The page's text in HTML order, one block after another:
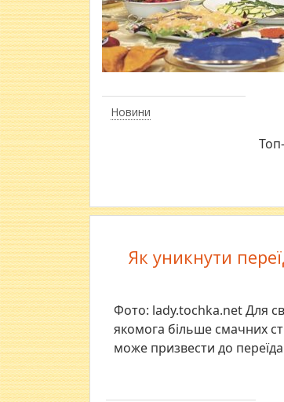
Новини
Як уникнути
Фото: lady.tochka.net Для
якомога більше смачних
може призвести до